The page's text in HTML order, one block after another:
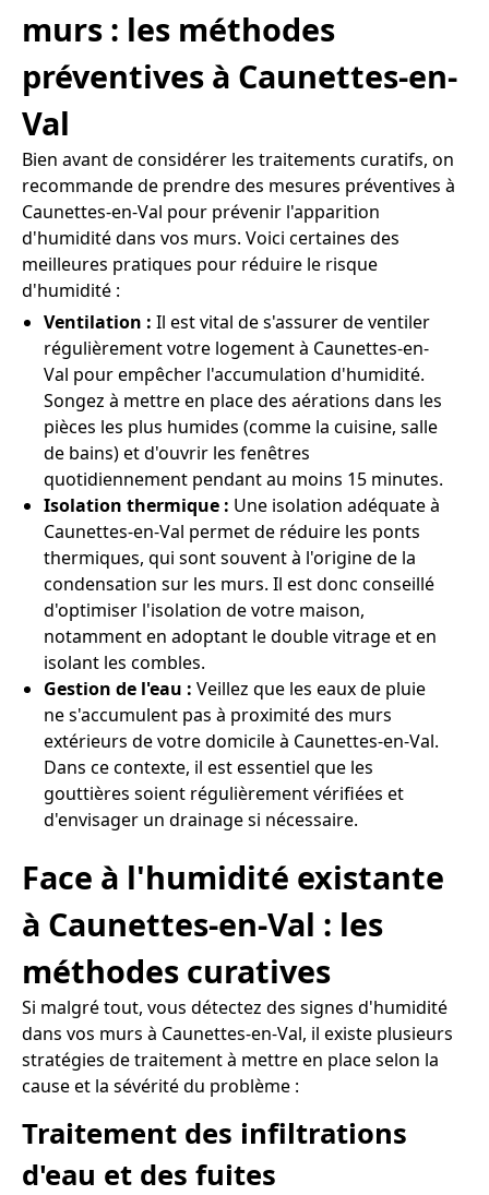
murs : les méthodes
préventives à Caunettes-en-
Val
Bien avant de considérer les traitements curatifs, on
recommande de prendre des mesures préventives à
Caunettes-en-Val pour prévenir l'apparition
d'humidité dans vos murs. Voici certaines des
meilleures pratiques pour réduire le risque
d'humidité :
Ventilation : Il est vital de s'assurer de ventiler
régulièrement votre logement à Caunettes-en-
Val pour empêcher l'accumulation d'humidité.
Songez à mettre en place des aérations dans les
pièces les plus humides (comme la cuisine, salle
de bains) et d'ouvrir les fenêtres
quotidiennement pendant au moins 15 minutes.
Isolation thermique : Une isolation adéquate à
Caunettes-en-Val permet de réduire les ponts
thermiques, qui sont souvent à l'origine de la
condensation sur les murs. Il est donc conseillé
d'optimiser l'isolation de votre maison,
notamment en adoptant le double vitrage et en
isolant les combles.
Gestion de l'eau : Veillez que les eaux de pluie
ne s'accumulent pas à proximité des murs
extérieurs de votre domicile à Caunettes-en-Val.
Dans ce contexte, il est essentiel que les
gouttières soient régulièrement vérifiées et
d'envisager un drainage si nécessaire.
Face à l'humidité existante
à Caunettes-en-Val : les
méthodes curatives
Si malgré tout, vous détectez des signes d'humidité
dans vos murs à Caunettes-en-Val, il existe plusieurs
stratégies de traitement à mettre en place selon la
cause et la sévérité du problème :
Traitement des infiltrations
d'eau et des fuites